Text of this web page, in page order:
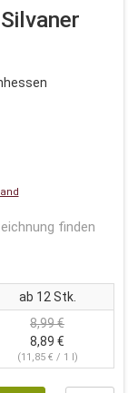
finden
ab 12 Stk.
8,99 €
8,89 €
(11,85 € / 1 l)